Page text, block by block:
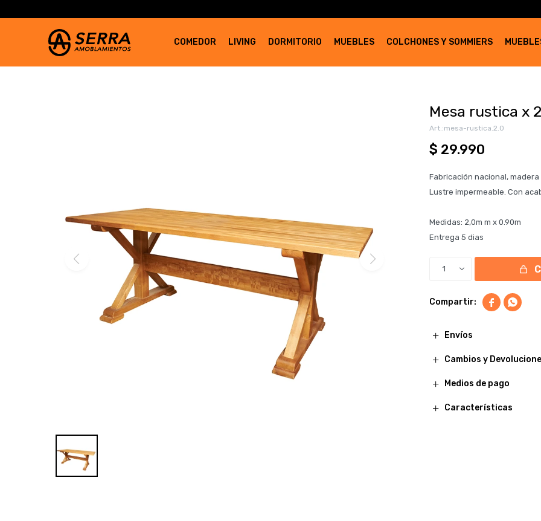
COMEDOR LIVING DORMITORIO MUEBLES COLCHONES Y SOMMIERS
Mesa rustica x
mesa-rustica.2.0
$ 29.990
Fabricación nacional, madera
Lustre impermeable. Con
Medidas: 2,0m m x 0.90m
Entrega 5 dias
1
 
Envíos
Cambios y
Medios de pago
Características